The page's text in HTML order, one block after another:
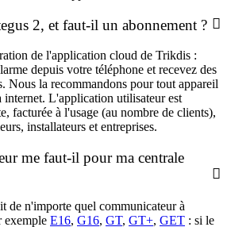
2, et faut-il un abonnement ?
de l'application cloud de Trikdis :
depuis votre téléphone et recevez des
Nous la recommandons pour tout appareil
internet. L'application utilisateur est
facturée à l'usage (au nombre de clients),
installateurs et entreprises.
me faut-il pour ma centrale
de n'importe quel communicateur à
E16, G16, GT, GT+, GET : si le